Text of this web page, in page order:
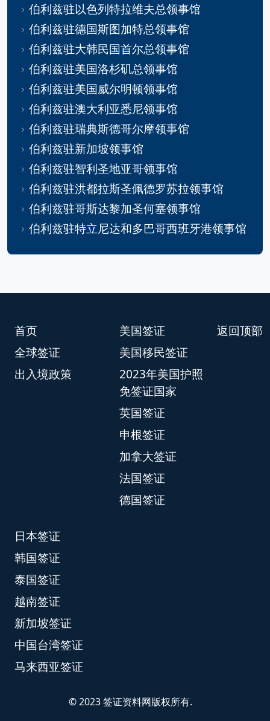
伯利兹驻以色列特拉维夫总领事馆
伯利兹驻德国斯图加特总领事馆
伯利兹驻大韩民国首尔总领事馆
伯利兹驻美国洛杉矶总领事馆
伯利兹驻美国威尔明顿领事馆
伯利兹驻澳大利亚悉尼领事馆
伯利兹驻瑞典斯德哥尔摩领事馆
伯利兹驻新加坡领事馆
伯利兹驻智利圣地亚哥领事馆
伯利兹驻洪都拉斯圣佩德罗苏拉领事馆
伯利兹驻哥斯达黎加圣何塞领事馆
伯利兹驻特立尼达和多巴哥西班牙港领事馆
返回顶部
首页
全球签证
出入境政策
美国签证
美国移民签证
2023年美国护照
免签证国家
英国签证
申根签证
加拿大签证
法国签证
德国签证
日本签证
韩国签证
泰国签证
越南签证
新加坡签证
中国台湾签证
马来西亚签证
© 2023 签证资料网版权所有.